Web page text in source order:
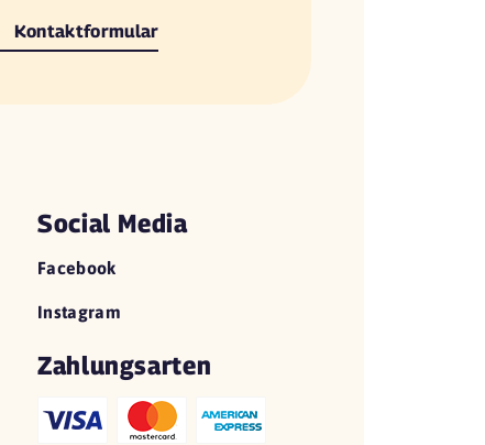
Kontaktformular
Social Media
Facebook
Instagram
Zahlungsarten